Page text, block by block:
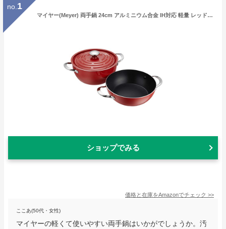
no. 1
マイヤー(Meyer) 両手鍋 24cm アルミニウム合金 IH対応 軽量 レッド 「ライトポット セット」 【国内正規品】 LPT-2SRD
ショップでみる
価格と在庫をAmazonでチェック >>
ここあ(50代・女性)
マイヤーの軽くて使いやすい両手鍋はいかがでしょうか。汚